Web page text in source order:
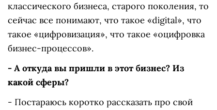
классического бизнеса, старого поколения, то
сейчас все понимают, что такое «digital», что
такое «цифровизация», что такое «оцифровка
бизнес-процессов».
- А откуда вы пришли в этот бизнес? Из
какой сферы?
- Постараюсь коротко рассказать про свой